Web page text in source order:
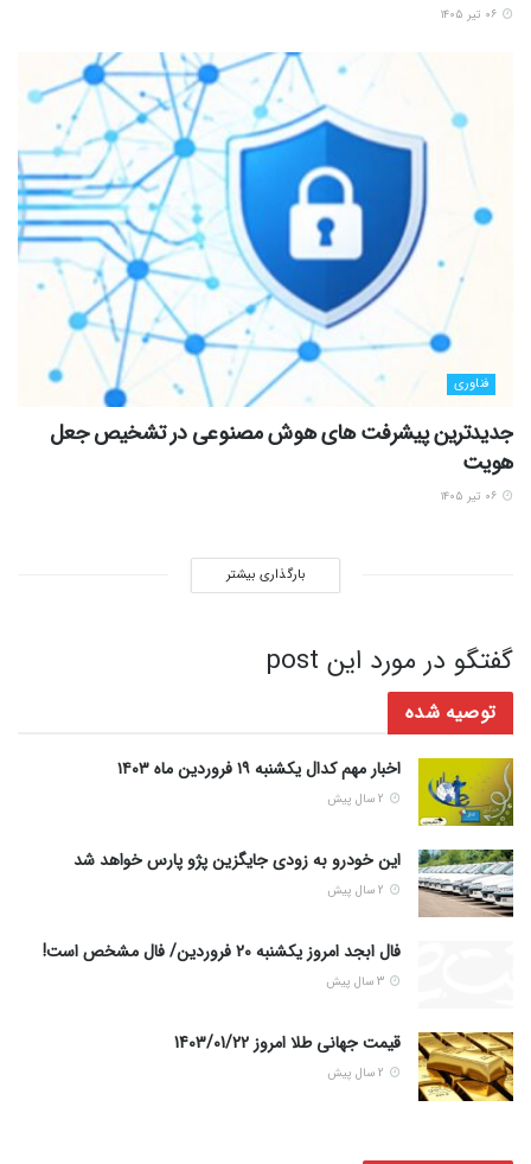
فناوری
جدیدترین پیشرفت های هوش مصنوعی در تشخیص جعل
هویت
بارگذاری بیشتر
گفتگو در مورد این post
توصیه شده
اخبار مهم کدال یکشنبه ۱۹ فروردین ماه ۱۴۰۳
این خودرو به زودی جایگزین پژو پارس خواهد شد
فال ابجد امروز یکشنبه 20 فروردین/ فال مشخص است!
قیمت جهانی طلا امروز 1403/01/22